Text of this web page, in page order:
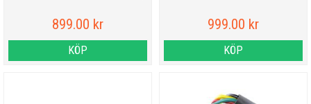
899.00 kr
KÖP
999.00 kr
KÖP